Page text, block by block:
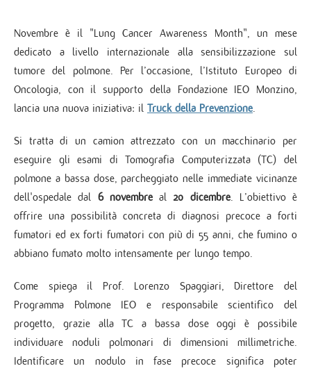
Novembre è il "Lung Cancer Awareness Month", un mese
dedicato a livello internazionale alla sensibilizzazione sul
tumore del polmone. Per l’occasione, l’Istituto Europeo di
Oncologia, con il supporto della Fondazione IEO Monzino,
lancia una nuova iniziativa: il Truck della Prevenzione
Si tratta di un camion attrezzato con un macchinario per
eseguire gli esami di Tomografia Computerizzata (TC) del
polmone a bassa dose, parcheggiato nelle immediate vicinanze
dell'ospedale dal 6 novembreal20 dicembre. L’obiettivo è
offrire una possibilità concreta di diagnosi precoce a forti
fumatori ed ex forti fumatori con più di 55 anni, che fumino o
abbiano fumato molto intensamente per lungo tempo.
Come spiega il Prof. Lorenzo Spaggiari, Direttore del
Programma Polmone IEO e responsabile scientifico del
progetto, grazie alla TC a bassa dose oggi è possibile
individuare noduli polmonari di dimensioni millimetriche.
Identificare un nodulo in fase precoce significa poter